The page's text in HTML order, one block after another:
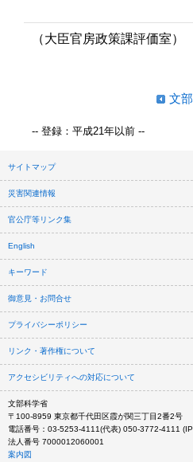
（大臣官房政策課評価室）
文
-- 登録：平成21年以前 --
サイトマップ
災害関連情報
官公庁等リンク集
English
キーワード
御意見・お問合せ
プライバシーポリシー
リンク・著作権について
アクセシビリティへの対応について
文部科学省
〒100-8959 東京都千代田区霞が関三丁目2番2号
電話番号：03-5253-4111(代表) 050-3772-4111
法人番号 7000012060001
案内図